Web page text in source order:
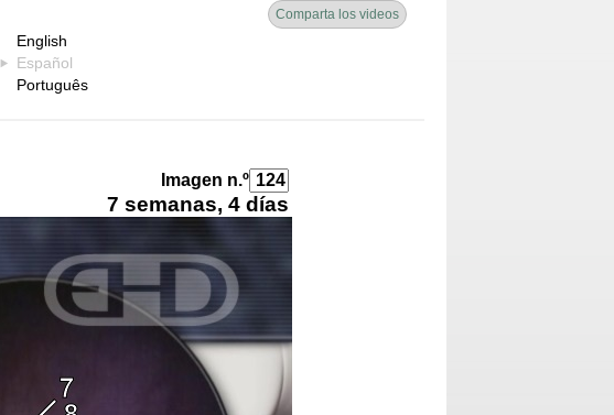
English
Español
Português
Comparta los videos
Imagen n.º
7 semanas, 4 días